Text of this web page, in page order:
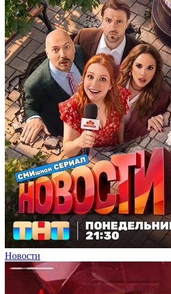
Новости